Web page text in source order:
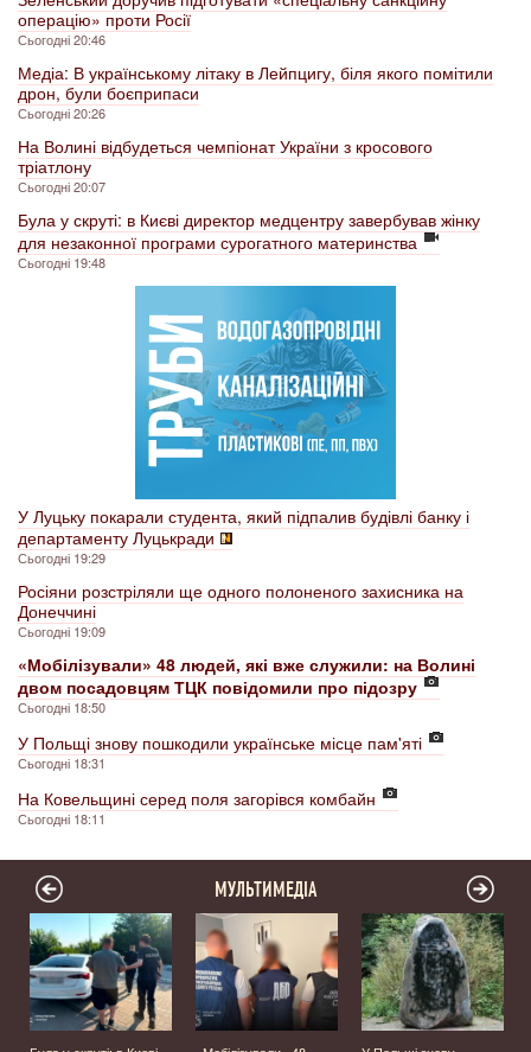
операцію» проти Росії
Сьогодні 20:46
Медіа: В українському літаку в Лейпцигу, біля якого помітили
дрон, були боєприпаси
Сьогодні 20:26
На Волині відбудеться чемпіонат України з кросового
тріатлону
Сьогодні 20:07
Була у скруті: в Києві директор медцентру завербував жінку
для незаконної програми сурогатного материнства
Сьогодні 19:48
У Луцьку покарали студента, який підпалив будівлі банку і
департаменту Луцькради
Сьогодні 19:29
Росіяни розстріляли ще одного полоненого захисника на
Донеччині
Сьогодні 19:09
«Мобілізували» 48 людей, які вже служили: на Волині
двом посадовцям ТЦК повідомили про підозру
Сьогодні 18:50
У Польщі знову пошкодили українське місце пам'яті
Сьогодні 18:31
На Ковельщині серед поля загорівся комбайн
Сьогодні 18:11
МУЛЬТИМЕДІА